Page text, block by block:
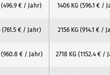
(496.9 € / Jahr) 1406 KG (596.1 € /
(761.5 € / Jahr) 2156 KG (914.1 € /
(960.8 € / Jahr) 2718 KG (1152.4 € /